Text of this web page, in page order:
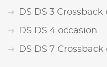
DS DS 3
DS DS 4 occasion
DS DS 7